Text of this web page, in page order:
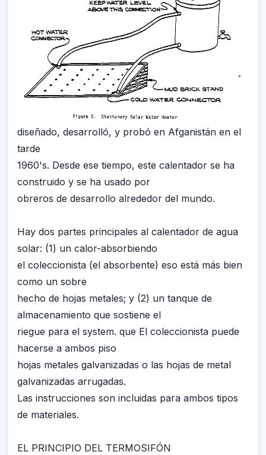
diseñado, desarrolló, y probó en Afganistán en el
tarde
1960's. Desde ese tiempo, este calentador se ha
construido y se ha usado por
obreros de desarrollo alrededor del mundo.
Hay dos partes principales al calentador de agua
solar: (1) un calor-absorbiendo
el coleccionista (el absorbente) eso está más bien
como un sobre
hecho de hojas metales; y (2) un tanque de
almacenamiento que sostiene el
riegue para el system. que El coleccionista puede
hacerse a ambos piso
hojas metales galvanizadas o las hojas de metal
galvanizadas arrugadas.
Las instrucciones son incluidas para ambos tipos
de materiales.
EL PRINCIPIO DEL TERMOSIFÓN